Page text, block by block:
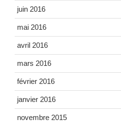
juin 2016
mai 2016
avril 2016
mars 2016
février 2016
janvier 2016
novembre 2015